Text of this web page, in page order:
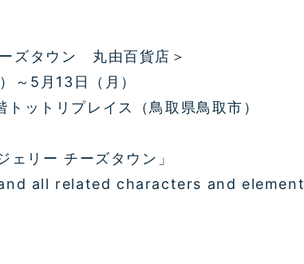
ズタウン 丸由百貨店＞
～5月13日（月）
ットリプレイス（鳥取県鳥取市）
ェリー チーズタウン」
and all related characters and